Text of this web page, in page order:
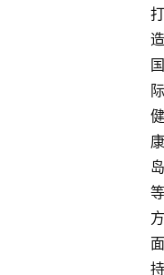
打
造
国
际
健
康
岛
等
方
面
持